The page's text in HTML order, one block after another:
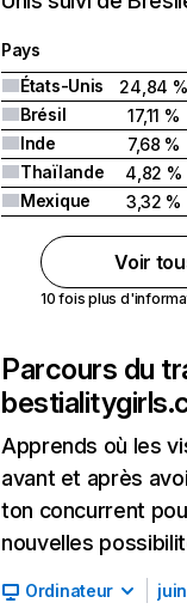
Pays
États-Unis
24,84 %
Brésil
17,11 %
Inde
7,68 %
Thaïlande
4,82 %
Mexique
3,32 %
Voir
10 fois plus
Parcours du
Apprends où les
avant et après
ton concurrent
nouvelles
Ordinateur